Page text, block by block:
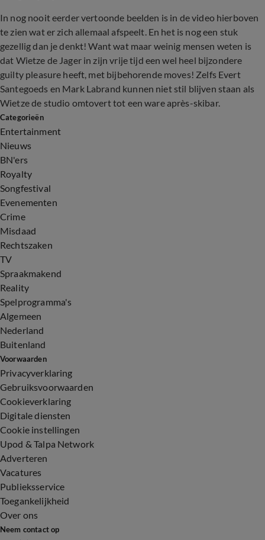
In nog nooit eerder vertoonde beelden is in de video hierboven
te zien wat er zich allemaal afspeelt. En het is nog een stuk
gezellig dan je denkt! Want wat maar weinig mensen weten is
dat Wietze de Jager in zijn vrije tijd een wel heel bijzondere
guilty pleasure heeft, met bijbehorende moves! Zelfs Evert
Santegoeds en Mark Labrand kunnen niet stil blijven staan als
Wietze de studio omtovert tot een ware après-skibar.
Categorieën
Entertainment
Nieuws
BN'ers
Royalty
Songfestival
Evenementen
Crime
Misdaad
Rechtszaken
TV
Spraakmakend
Reality
Spelprogramma's
Algemeen
Nederland
Buitenland
Voorwaarden
Privacyverklaring
Gebruiksvoorwaarden
Cookieverklaring
Digitale diensten
Cookie instellingen
Upod & Talpa Network
Adverteren
Vacatures
Publieksservice
Toegankelijkheid
Over ons
Neem contact op